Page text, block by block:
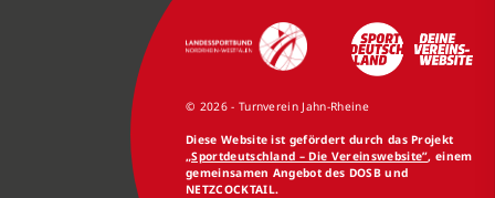
© 2026 - Turnverein Jahn-Rheine
Diese Website ist gefördert durch das Projekt
„Sportdeutschland – Die Vereinswebsite”, einem
gemeinsamen Angebot des DOSB und
NETZCOCKTAIL.